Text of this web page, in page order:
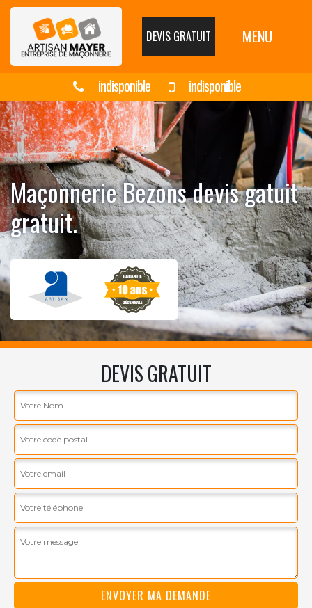
DEVIS GRATUIT MENU
indisponible indisponible
Maçonnerie Bezons devis gatuit
gratuit.
DEVIS GRATUIT